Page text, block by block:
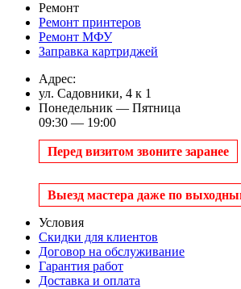
Ремонт
Ремонт принтеров
Ремонт МФУ
Заправка картриджей
Адрес:
ул. Садовники, 4 к 1
Понедельник — Пятница
09:30 — 19:00
Перед визитом звоните заранее
Выезд мастера даже по
Условия
Скидки для клиентов
Договор на обслуживание
Гарантия работ
Доставка и оплата